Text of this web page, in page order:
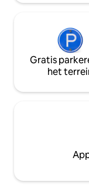
Gratis
het